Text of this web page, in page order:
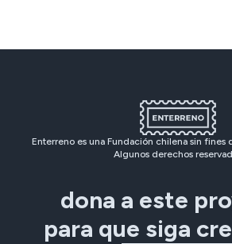
Enterreno es una Fundación chilena sin fines
Algunos derechos
dona a este
para que siga